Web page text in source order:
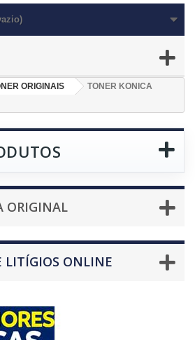
ORIGINAIS
TONER KONICA
ORIGINAL
LITÍGIOS ONLINE